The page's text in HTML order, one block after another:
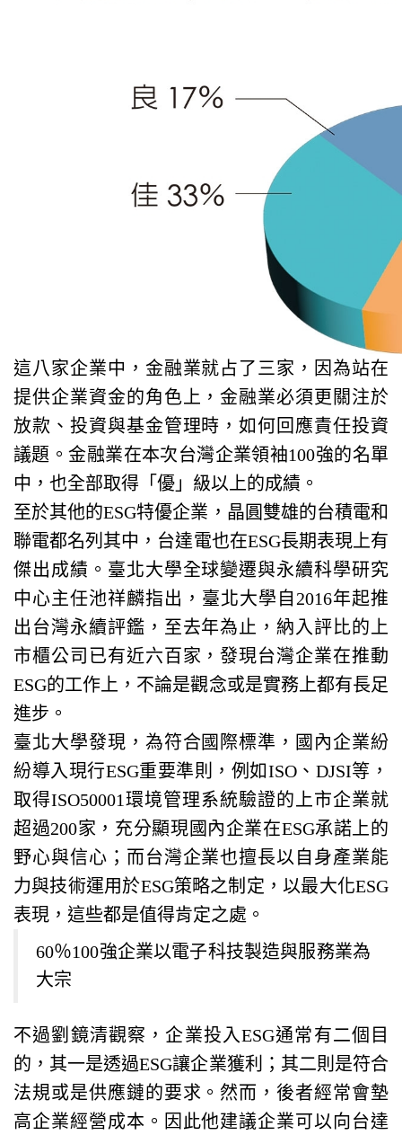
這八家企業中，金融業就占了三家，因為站在
提供企業資金的角色上，金融業必須更關注於
放款、投資與基金管理時，如何回應責任投資
議題。金融業在本次台灣企業領袖100強的名單
中，也全部取得「優」級以上的成績。
至於其他的ESG特優企業，晶圓雙雄的台積電和
聯電都名列其中，台達電也在ESG長期表現上有
傑出成績。臺北大學全球變遷與永續科學研究
中心主任池祥麟指出，臺北大學自2016年起推
出台灣永續評鑑，至去年為止，納入評比的上
市櫃公司已有近六百家，發現台灣企業在推動
ESG的工作上，不論是觀念或是實務上都有長足
進步。
臺北大學發現，為符合國際標準，國內企業紛
紛導入現行ESG重要準則，例如ISO、DJSI等，
取得ISO50001環境管理系統驗證的上市企業就
超過200家，充分顯現國內企業在ESG承諾上的
野心與信心；而台灣企業也擅長以自身產業能
力與技術運用於ESG策略之制定，以最大化ESG
表現，這些都是值得肯定之處。
60％100強企業以電子科技製造與服務業為
大宗
不過劉鏡清觀察，企業投入ESG通常有二個目
的，其一是透過ESG讓企業獲利；其二則是符合
法規或是供應鏈的要求。然而，後者經常會墊
高企業經營成本。因此他建議企業可以向台達